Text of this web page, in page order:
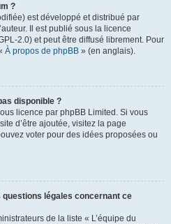
?
est développé et distribué par
Il est publié sous la licence
2.0) et peut être diffusé librement. Pour
À propos de phpBB » (en anglais).
disponible ?
licence par phpBB Limited. Si vous
d’être ajoutée, visitez la page
voter pour des idées proposées ou
légales concernant ce
de la liste « L’équipe du